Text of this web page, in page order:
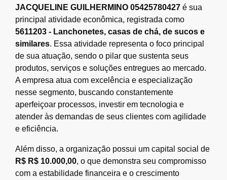
JACQUELINE GUILHERMINO 05425780427 é sua
principal atividade econômica, registrada como
5611203 - Lanchonetes, casas de chá, de sucos e
similares. Essa atividade representa o foco principal
de sua atuação, sendo o pilar que sustenta seus
produtos, serviços e soluções entregues ao mercado.
A empresa atua com excelência e especialização
nesse segmento, buscando constantemente
aperfeiçoar processos, investir em tecnologia e
atender às demandas de seus clientes com agilidade
e eficiência.
Além disso, a organização possui um capital social de
R$ R$ 10.000,00, o que demonstra seu compromisso
com a estabilidade financeira e o crescimento